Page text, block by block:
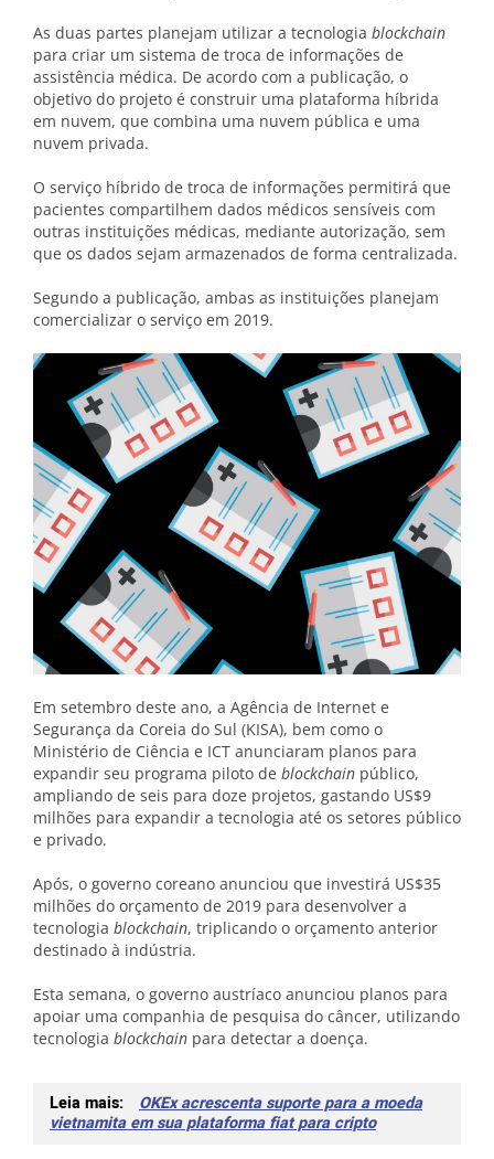
As duas partes planejam utilizar a tecnologia blockchain
para criar um sistema de troca de informações de
assistência médica. De acordo com a publicação, o
objetivo do projeto é construir uma plataforma híbrida
em nuvem, que combina uma nuvem pública e uma
nuvem privada.
O serviço híbrido de troca de informações permitirá que
pacientes compartilhem dados médicos sensíveis com
outras instituições médicas, mediante autorização, sem
que os dados sejam armazenados de forma centralizada.
Segundo a publicação, ambas as instituições planejam
comercializar o serviço em 2019.
Em setembro deste ano, a Agência de Internet e
Segurança da Coreia do Sul (KISA), bem como o
Ministério de Ciência e ICT anunciaram planos para
expandir seu programa piloto de blockchain público,
ampliando de seis para doze projetos, gastando US$9
milhões para expandir a tecnologia até os setores público
e privado.
Após, o governo coreano anunciou que investirá US$35
milhões do orçamento de 2019 para desenvolver a
tecnologia blockchain, triplicando o orçamento anterior
destinado à indústria.
Esta semana, o governo austríaco anunciou planos para
apoiar uma companhia de pesquisa do câncer, utilizando
tecnologia blockchain para detectar a doença.
Leia mais:
OKEx acrescenta suporte para a moeda
vietnamita em sua plataforma fiat para cripto